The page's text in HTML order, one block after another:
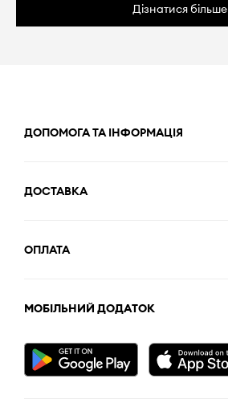
Дізнатися більше
ДОПОМОГА ТА ІНФОРМАЦІЯ
ДОСТАВКА
ОПЛАТА
МОБІЛЬНИЙ ДОДАТОК